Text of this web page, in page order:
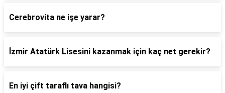
Cerebrovita ne işe yarar?
İzmir Atatürk Lisesini kazanmak için kaç net gerekir?
En iyi çift taraflı tava hangisi?